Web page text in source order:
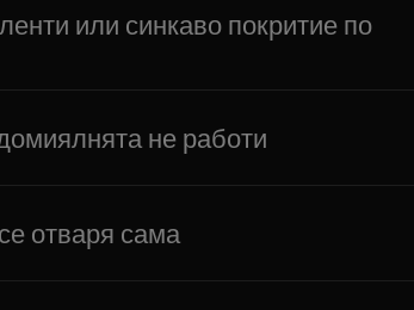
или синкаво покритие по
не работи
отваря сама